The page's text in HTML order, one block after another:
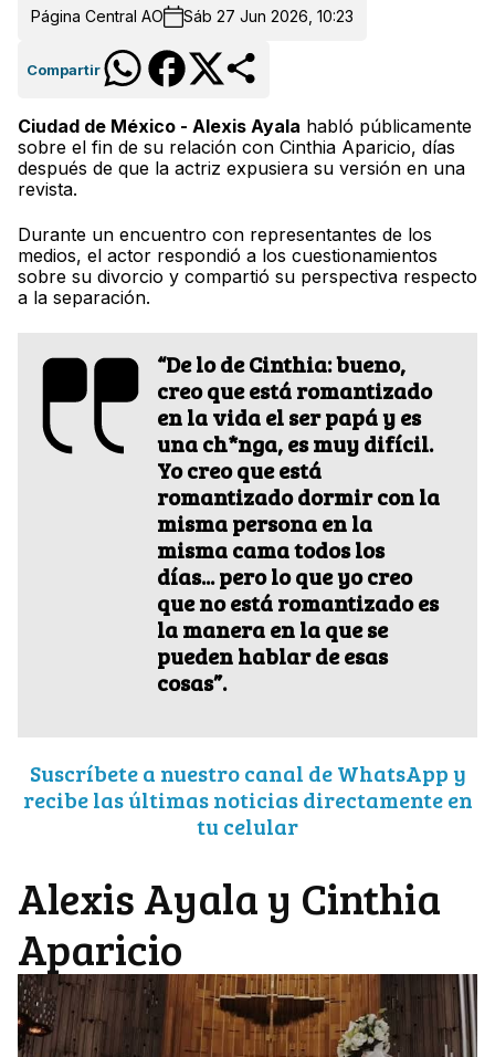
Página Central AO Sáb 27 Jun 2026, 10:23
Compartir
Ciudad de México - Alexis Ayala habló públicamente
sobre el fin de su relación con Cinthia Aparicio, días
después de que la actriz expusiera su versión en una
revista.
Durante un encuentro con representantes de los
medios, el actor respondió a los cuestionamientos
sobre su divorcio y compartió su perspectiva respecto
a la separación.
“De lo de Cinthia: bueno,
creo que está romantizado
en la vida el ser papá y es
una ch*nga, es muy difícil.
Yo creo que está
romantizado dormir con la
misma persona en la
misma cama todos los
días... pero lo que yo creo
que no está romantizado es
la manera en la que se
pueden hablar de esas
cosas”.
Suscríbete a nuestro canal de WhatsApp y
recibe las últimas noticias directamente en
tu celular
Alexis Ayala y Cinthia
Aparicio